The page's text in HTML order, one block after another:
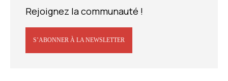
Rejoignez la communauté !
S’ABONNER À LA NEWSLETTER